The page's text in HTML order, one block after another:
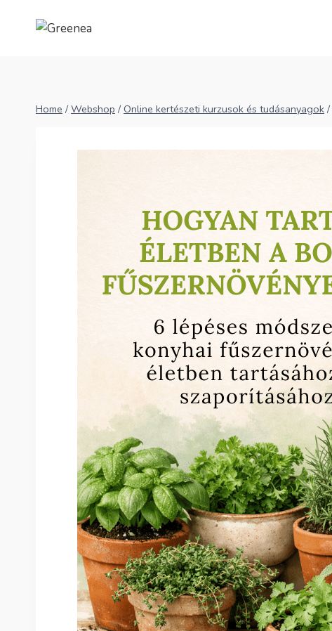
Home / Webshop / Online kertészeti kurzusok és tudásanyagok /